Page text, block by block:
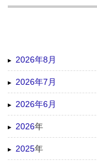
2026年8月
2026年7月
2026年6月
2026年
2025年